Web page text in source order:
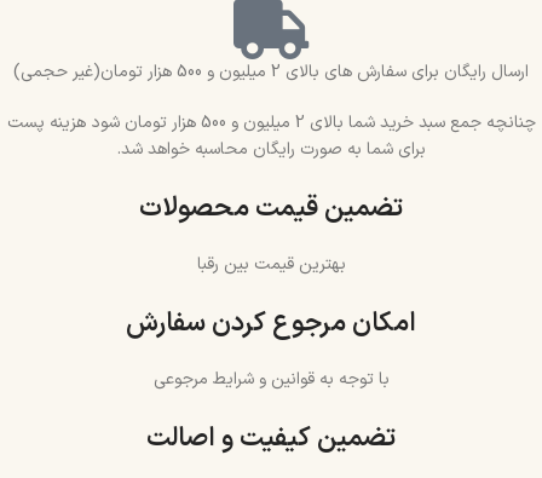
ارسال رایگان برای سفارش های بالای 2 میلیون و 500 هزار تومان(غیر حجمی)
چنانچه جمع سبد خرید شما بالای 2 میلیون و 500 هزار تومان شود هزینه پست
برای شما به صورت رایگان محاسبه خواهد شد.
تضمین قیمت محصولات
بهترین قیمت بین رقبا
امکان مرجوع کردن سفارش
با توجه به قوانین و شرایط مرجوعی
تضمین کیفیت و اصالت